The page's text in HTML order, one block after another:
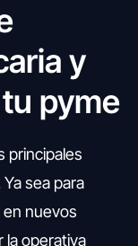
y
pyme
principales
sea para
nuevos
operativa